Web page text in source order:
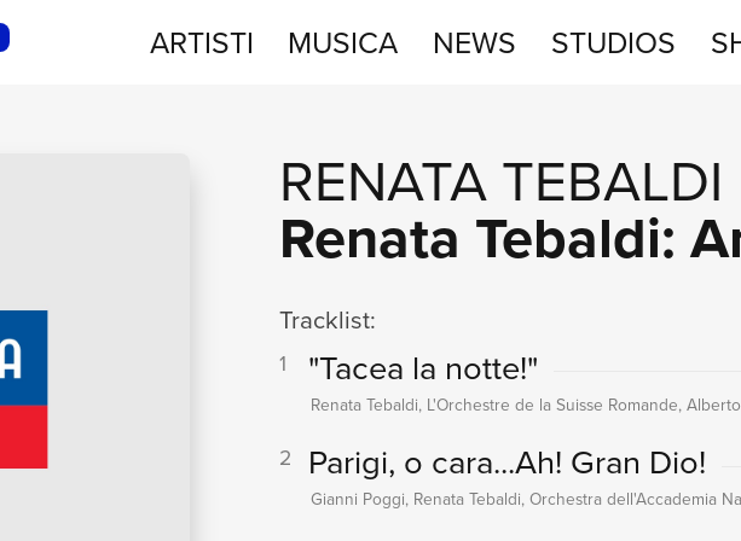
ARTISTI MUSICA NEWS STUDIOS
RENATA TEBALDI
Renata Tebaldi:
Tracklist:
1 "Tacea la notte!"
Renata Tebaldi, L'Orchestre de la Suisse Romande,
2 Parigi, o cara...Ah! Gran Dio!
Gianni Poggi, Renata Tebaldi, Orchestra dell'Accademia
SHOP